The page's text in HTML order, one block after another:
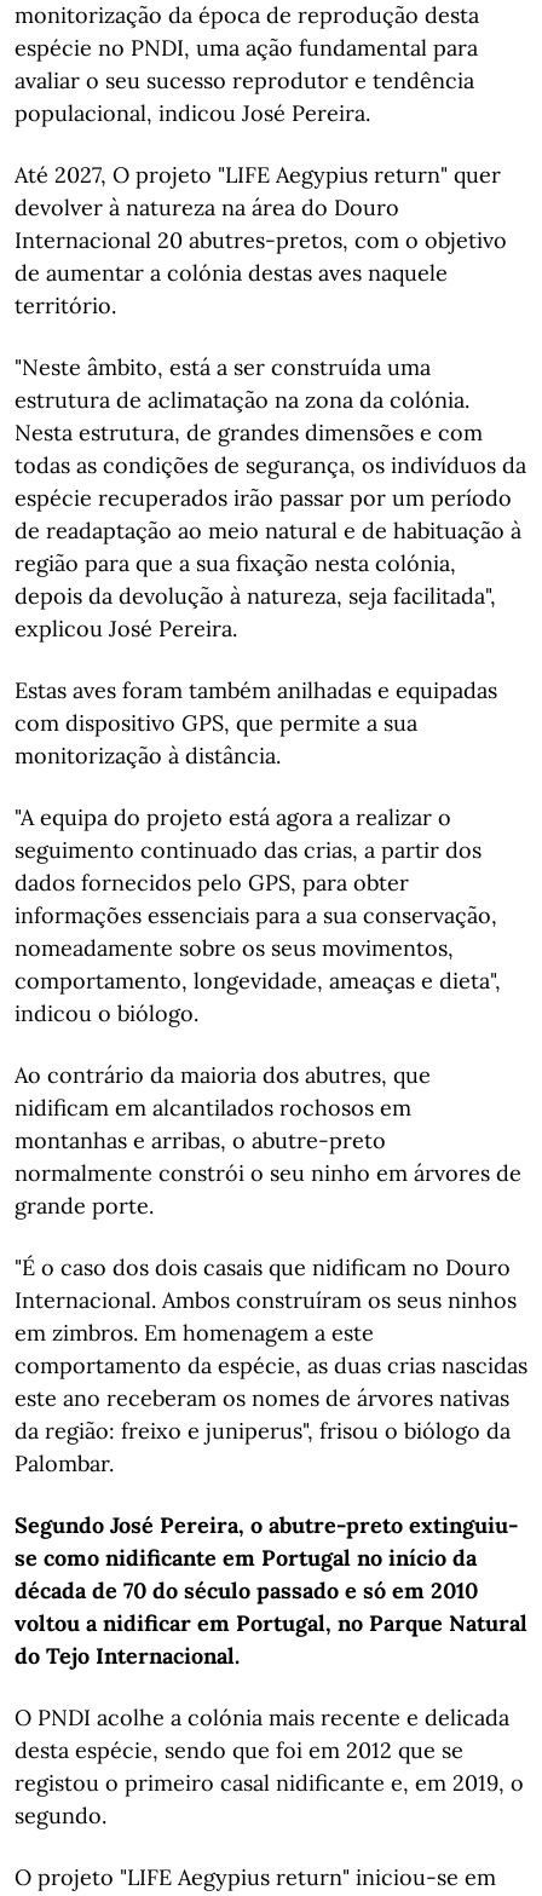
monitorização da época de reprodução desta
espécie no PNDI, uma ação fundamental para
avaliar o seu sucesso reprodutor e tendência
populacional, indicou José Pereira.
Até 2027, O projeto "LIFE Aegypius return" quer
devolver à natureza na área do Douro
Internacional 20 abutres-pretos, com o objetivo
de aumentar a colónia destas aves naquele
território.
"Neste âmbito, está a ser construída uma
estrutura de aclimatação na zona da colónia.
Nesta estrutura, de grandes dimensões e com
todas as condições de segurança, os indivíduos da
espécie recuperados irão passar por um período
de readaptação ao meio natural e de habituação à
região para que a sua fixação nesta colónia,
depois da devolução à natureza, seja facilitada",
explicou José Pereira.
Estas aves foram também anilhadas e equipadas
com dispositivo GPS, que permite a sua
monitorização à distância.
"A equipa do projeto está agora a realizar o
seguimento continuado das crias, a partir dos
dados fornecidos pelo GPS, para obter
informações essenciais para a sua conservação,
nomeadamente sobre os seus movimentos,
comportamento, longevidade, ameaças e dieta",
indicou o biólogo.
Ao contrário da maioria dos abutres, que
nidificam em alcantilados rochosos em
montanhas e arribas, o abutre-preto
normalmente constrói o seu ninho em árvores de
grande porte.
"É o caso dos dois casais que nidificam no Douro
Internacional. Ambos construíram os seus ninhos
em zimbros. Em homenagem a este
comportamento da espécie, as duas crias nascidas
este ano receberam os nomes de árvores nativas
da região: freixo e juniperus", frisou o biólogo da
Palombar.
Segundo José Pereira, o abutre-preto extinguiu-
se como nidificante em Portugal no início da
década de 70 do século passado e só em 2010
voltou a nidificar em Portugal, no Parque Natural
do Tejo Internacional.
O PNDI acolhe a colónia mais recente e delicada
desta espécie, sendo que foi em 2012 que se
registou o primeiro casal nidificante e, em 2019, o
segundo.
O projeto "LIFE Aegypius return" iniciou-se em